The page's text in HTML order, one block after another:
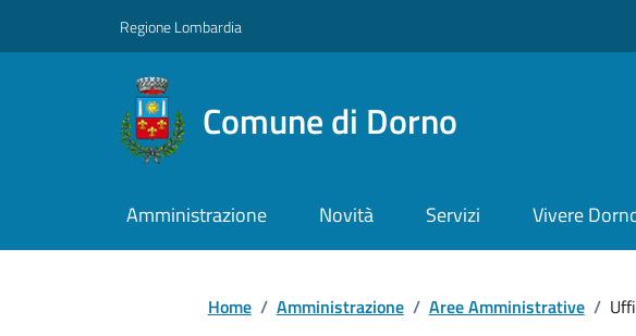
Regione Lombardia
Comune di Dorno
Amministrazione Novità Servizi Vivere
Home / Amministrazione / Aree Amministrative /